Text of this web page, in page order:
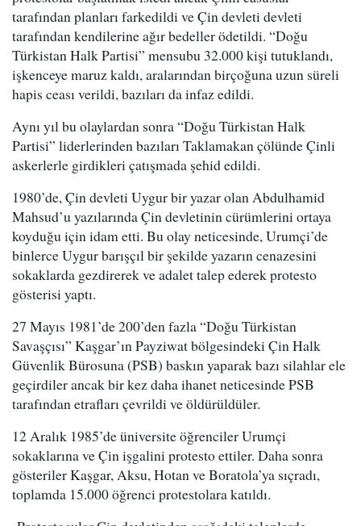
tarafından planları farkedildi ve Çin devleti devleti
tarafından kendilerine ağır bedeller ödetildi. “Doğu
Türkistan Halk Partisi” mensubu 32.000 kişi tutuklandı,
işkenceye maruz kaldı, aralarından birçoğuna uzun süreli
hapis ceası verildi, bazıları da infaz edildi.
Aynı yıl bu olaylardan sonra “Doğu Türkistan Halk
Partisi” liderlerinden bazıları Taklamakan çölünde Çinli
askerlerle girdikleri çatışmada şehid edildi.
1980’de, Çin devleti Uygur bir yazar olan Abdulhamid
Mahsud’u yazılarında Çin devletinin cürümlerini ortaya
koyduğu için idam etti. Bu olay neticesinde, Urumçi’de
binlerce Uygur barışçıl bir şekilde yazarın cenazesini
sokaklarda gezdirerek ve adalet talep ederek protesto
gösterisi yaptı.
27 Mayıs 1981’de 200’den fazla “Doğu Türkistan
Savaşçısı” Kaşgar’ın Payziwat bölgesindeki Çin Halk
Güvenlik Bürosuna (PSB) baskın yaparak bazı silahlar ele
geçirdiler ancak bir kez daha ihanet neticesinde PSB
tarafından etrafları çevrildi ve öldürüldüler.
12 Aralık 1985’de üniversite öğrenciler Urumçi
sokaklarına ve Çin işgalini protesto ettiler. Daha sonra
gösteriler Kaşgar, Aksu, Hotan ve Boratola’ya sıçradı,
toplamda 15.000 öğrenci protestolara katıldı.